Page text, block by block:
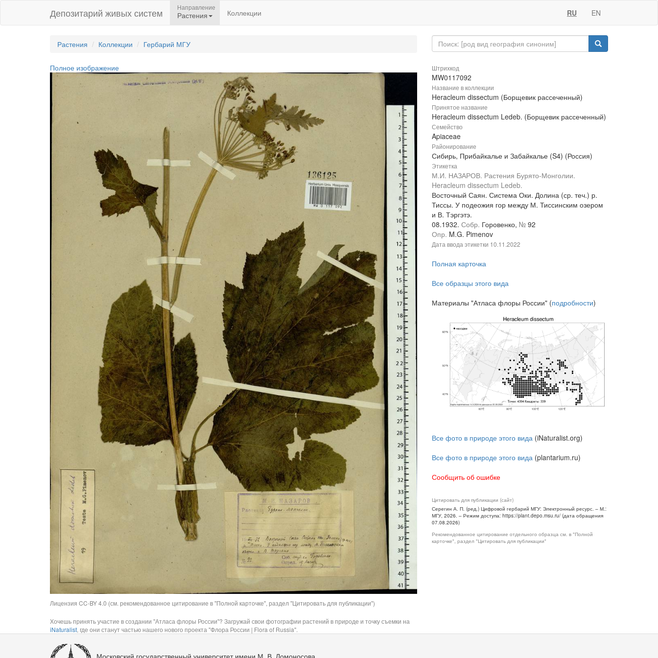
Депозитарий живых систем Направление
Растения Коллекции RU EN
Растения Коллекции Гербарий МГУ
Полное изображение
Лицензия CC-BY 4.0 (см. рекомендованное цитирование в "Полной карточке", раздел "Цитировать для публикации")
Хочешь принять участие в создании "Атласа флоры России"? Загружай свои фотографии растений в природе и точку съемки на
iNaturalist, где они станут частью нашего нового проекта "Флора России | Flora of Russia".
Штрихкод
MW0117092
Название в коллекции
Heracleum dissectum (Борщевик рассеченный)
Принятое название
Heracleum dissectum Ledeb. (Борщевик рассеченный)
Семейство
Apiaceae
Районирование
Сибирь, Прибайкалье и Забайкалье (S4) (Россия)
Этикетка
М.И. НАЗАРОВ. Растения Бурято-Монголии.
Heracleum dissectum Ledeb.
Восточный Саян. Система Оки. Долина (ср. теч.) р.
Тиссы. У подеожия гор между М. Тиссинским озером
и В. Тэргэтэ.
08.1932. Собр. Горовенко, № 92
Опр. M.G. Pimenov
Дата ввода этикетки 10.11.2022
Полная карточка
Все образцы этого вида
Материалы "Атласа флоры России" (подробности)
Все фото в природе этого вида (iNaturalist.org)
Все фото в природе этого вида (plantarium.ru)
Сообщить об ошибке
Цитировать для публикации (сайт)
Серегин А. П. (ред.) Цифровой гербарий МГУ: Электронный ресурс. – М.:
МГУ, 2026. – Режим доступа: https://plant.depo.msu.ru/ (дата обращения
07.08.2026)
Рекомендованное цитирование отдельного образца см. в "Полной
карточке", раздел "Цитировать для публикации"